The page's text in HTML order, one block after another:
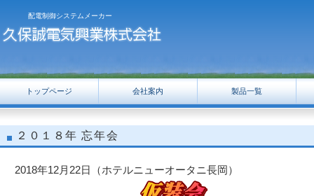
配電制御システムメーカー
２０１８年 忘年会
2018年12月22日（ホテルニューオータニ長岡）
トップページ 会社案内 製品一覧